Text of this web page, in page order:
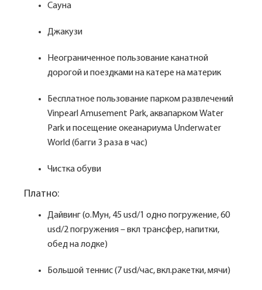
Сауна
Джакузи
Неограниченное пользование канатной
дорогой и поездками на катере на материк
Бесплатное пользование парком развлечений
Vinpearl Amusement Park, аквапарком Water
Park и посещение океанариума Underwater
World (багги 3 раза в час)
Чистка обуви
Платно:
Дайвинг (о.Мун, 45 usd/1 одно погружение, 60
usd/2 погружения – вкл трансфер, напитки,
обед на лодке)
Большой теннис (7 usd/час, вкл.ракетки, мячи)